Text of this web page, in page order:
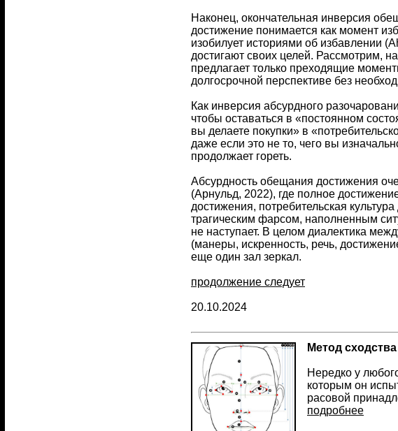
Наконец, окончательная инверсия
достижение понимается как момент
изобилует историями об избавлении
достигают своих целей. Рассмотрим,
предлагает только преходящие
долгосрочной перспективе без
Как инверсия абсурдного
чтобы оставаться в «постоянном
вы делаете покупки» в
даже если это не то, чего вы
продолжает гореть.
Абсурдность обещания достижения
(Арнульд, 2022), где полное
достижения, потребительская
трагическим фарсом, наполненным
не наступает. В целом диалектика
(манеры, искренность, речь,
еще один зал зеркал.
продолжение следует
20.10.2024
Метод
Нередко у
которым он
расовой
подробнее